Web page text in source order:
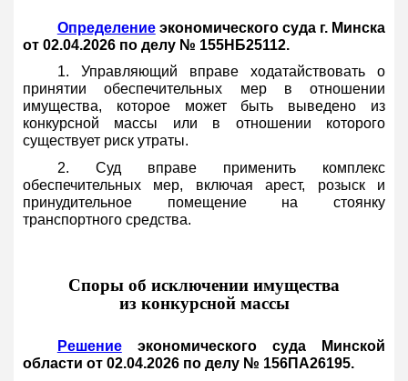
Определениеэкономического суда г. Минска
от 02.04.2026 по делу № 155НБ25112.
1. Управляющий вправе ходатайствовать о
принятии обеспечительных мер в отношении
имущества, которое может быть выведено из
конкурсной массы или в отношении которого
существует риск утраты.
2. Суд вправе применить комплекс
обеспечительных мер, включая арест, розыск и
принудительное помещение на стоянку
транспортного средства.
Споры об исключении имущества
из конкурсной массы
Решениеэкономического суда Минской
области от 02.04.2026 по делу № 156ПА26195.